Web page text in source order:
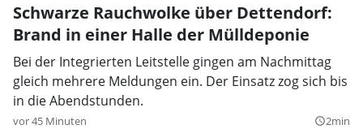
Schwarze Rauchwolke über Dettendorf:
Brand in einer Halle der Mülldeponie
Bei der Integrierten Leitstelle gingen am Nachmittag
gleich mehrere Meldungen ein. Der Einsatz zog sich bis
in die Abendstunden.
vor 45 Minuten query_builder2min